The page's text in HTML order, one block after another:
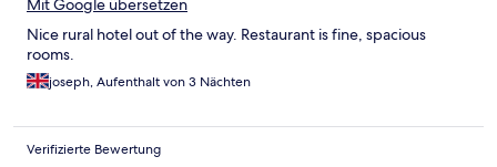
Mit Google übersetzen
Nice rural hotel out of the way. Restaurant is fine, spacious
rooms.
joseph, Aufenthalt von 3 Nächten
Verifizierte Bewertung